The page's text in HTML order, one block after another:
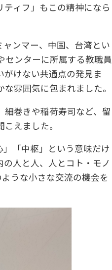
ィフ」もこの精神になら
ンマー、中国、台湾とい
センターに所属する教職員
けない共通点の発見ま
雰囲気に包まれました。
巻きや稲荷寿司など、留
えました。
「中枢」という意味だけ
人と人、人とコト・モノ
うな小さな交流の機会を